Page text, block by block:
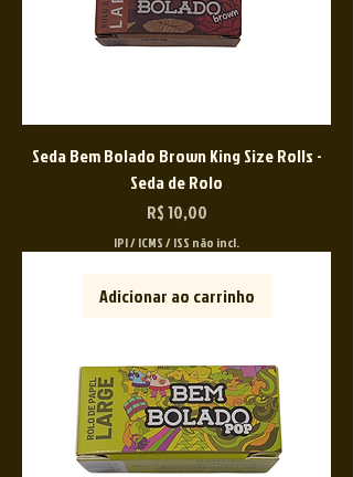
Seda Bem Bolado Brown King Size Rolls -
Seda de Rolo
Preço
R$ 10,00
IPI / ICMS / ISS não incl.
Adicionar ao carrinho